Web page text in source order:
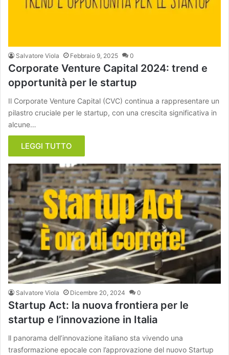
Salvatore Viola Febbraio 9, 2025 0
Corporate Venture Capital 2024: trend e
opportunità per le startup
Il Corporate Venture Capital (CVC) continua a rappresentare un
pilastro cruciale per le startup, con una crescita significativa in
alcune…
LEGGI TUTTO
Salvatore Viola Dicembre 20, 2024 0
Startup Act: la nuova frontiera per le
startup e l’innovazione in Italia
ll panorama dell’innovazione italiano sta vivendo una
trasformazione epocale con l’approvazione del nuovo Startup